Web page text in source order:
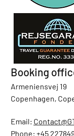
Booking
Armeniensvej 19
Copenhagen,
Email:
Phone: +45